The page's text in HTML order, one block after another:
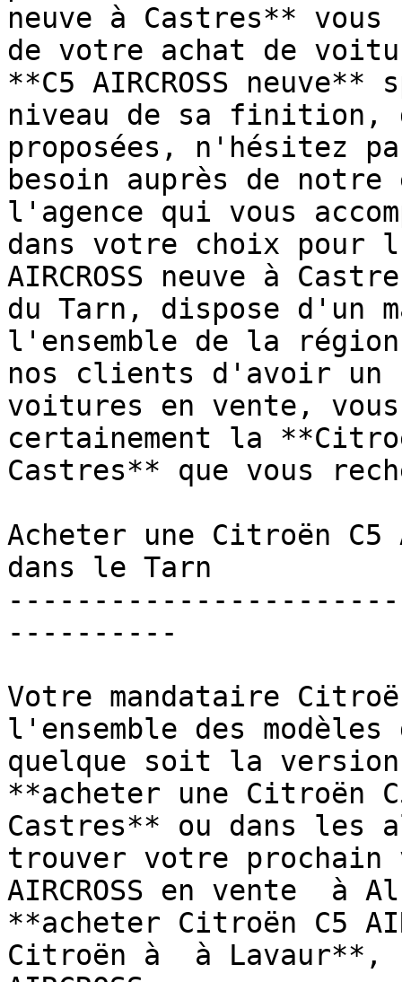
neuve à Castres**
de votre achat de
**C5 AIRCROSS
niveau de sa finition,
proposées, n'hésitez
besoin auprès de notre
l'agence qui vous
dans votre choix pour
AIRCROSS neuve à
du Tarn, dispose d'un
l'ensemble de la
nos clients d'avoir un
voitures en vente,
certainement la
Castres** que vous
Acheter une Citroën C5
dans le Tarn
----------
Votre mandataire
l'ensemble des
quelque soit la
**acheter une Citroën C5
Castres** ou dans les
trouver votre prochain
AIRCROSS en vente  à
**acheter Citroën C5
Citroën à  à Lavaur**,